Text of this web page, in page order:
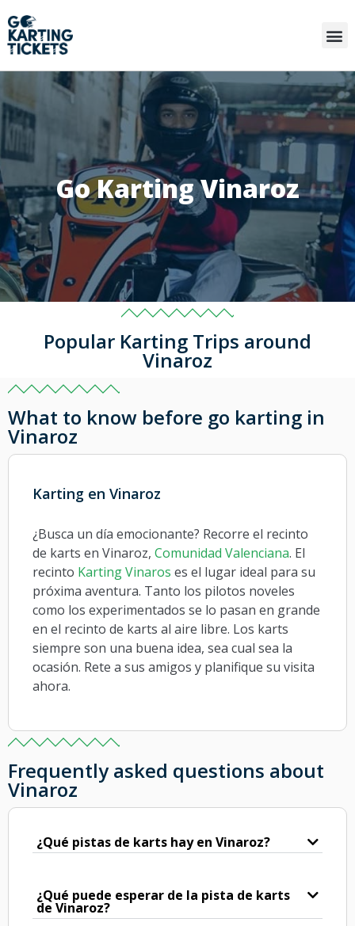
Go Karting Vinaroz
Popular Karting Trips around
Vinaroz
What to know before go karting in
Vinaroz
Karting en Vinaroz
¿Busca un día emocionante? Recorre el recinto
de karts en Vinaroz, Comunidad Valenciana. El
recinto Karting Vinaros es el lugar ideal para su
próxima aventura. Tanto los pilotos noveles
como los experimentados se lo pasan en grande
en el recinto de karts al aire libre. Los karts
siempre son una buena idea, sea cual sea la
ocasión. Rete a sus amigos y planifique su visita
ahora.
Frequently asked questions about
Vinaroz
¿Qué pistas de karts hay en Vinaroz?
¿Qué puede esperar de la pista de karts
de Vinaroz?